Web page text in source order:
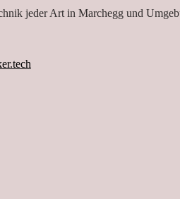
jeder Art in Marchegg und